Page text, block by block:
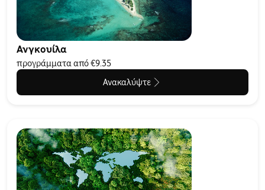
Ανγκουίλα
προγράμματα από €9.35
Ανακαλύψτε